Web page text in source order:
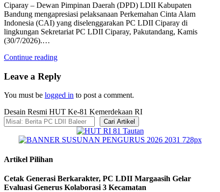
Ciparay – Dewan Pimpinan Daerah (DPD) LDII Kabupaten
Bandung mengapresiasi pelaksanaan Perkemahan Cinta Alam
Indonesia (CAI) yang diselenggarakan PC LDII Ciparay di
lingkungan Sekretariat PC LDII Ciparay, Pakutandang, Kamis
(30/7/2026).…
Continue reading
Leave a Reply
You must be logged in to post a comment.
Desain Resmi HUT Ke-81 Kemerdekaan RI
Cari Artikel
Artikel Pilihan
Cetak Generasi Berkarakter, PC LDII Margaasih Gelar
Evaluasi Generus Kolaborasi 3 Kecamatan